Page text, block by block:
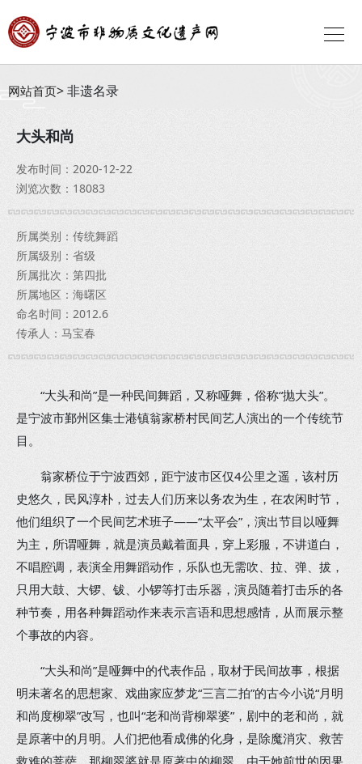
网站首页 非遗名录
大头和尚
发布时间：2020-12-22
浏览次数：18083
所属类别：传统舞蹈
所属级别：省级
所属批次：第四批
所属地区：海曙区
命名时间：2012.6
传承人：马宝春
“大头和尚”是一种民间舞蹈，又称哑舞，俗称“抛大头”。
是宁波市鄞州区集士港镇翁家桥村民间艺人演出的一个传统节
目。
翁家桥位于宁波西郊，距宁波市区仅4公里之遥，该村历
史悠久，民风淳朴，过去人们历来以务农为生，在农闲时节，
他们组织了一个民间艺术班子——“太平会”，演出节目以哑舞
为主，所谓哑舞，就是演员戴着面具，穿上彩服，不讲道白，
不唱腔调，表演全用舞蹈动作，乐队也无需吹、拉、弹、拔，
只用大鼓、大锣、钹、小锣等打击乐器，演员随着打击乐的各
种节奏，用各种舞蹈动作来表示言语和思想感情，从而展示整
个事故的内容。
“大头和尚”是哑舞中的代表作品，取材于民间故事，根据
明未著名的思想家、戏曲家应梦龙“三言二拍”的古今小说“月明
和尚度柳翠”改写，也叫“老和尚背柳翠婆”，剧中的老和尚，就
是原著中的月明。人们把他看成佛的化身，是除魔消灾、救苦
救难的菩萨，那柳翠婆就是原著中的柳翠，由于她前世的因果